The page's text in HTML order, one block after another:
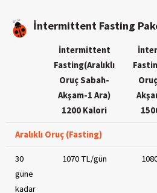
İntermittent Fasting
İntermittent
Fasting(Aralıklı
Oruç Sabah-
Akşam-1 Ara)
1200 Kalori
Aralıklı Oruç (Fasting)
30
güne
kadar
1070 TL/gün